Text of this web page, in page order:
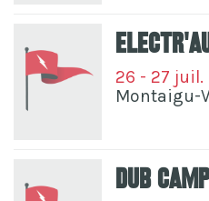
26 - 27 juil.
Montaigu-
Dub